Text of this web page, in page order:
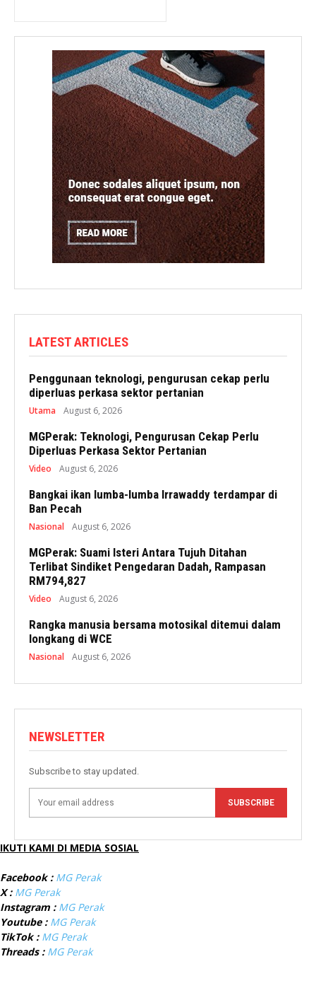
LATEST ARTICLES
Penggunaan teknologi, pengurusan cekap perlu
diperluas perkasa sektor pertanian
Utama August 6, 2026
MGPerak: Teknologi, Pengurusan Cekap Perlu
Diperluas Perkasa Sektor Pertanian
Video August 6, 2026
Bangkai ikan lumba-lumba Irrawaddy terdampar di
Ban Pecah
Nasional August 6, 2026
MGPerak: Suami Isteri Antara Tujuh Ditahan
Terlibat Sindiket Pengedaran Dadah, Rampasan
RM794,827
Video August 6, 2026
Rangka manusia bersama motosikal ditemui dalam
longkang di WCE
Nasional August 6, 2026
NEWSLETTER
Subscribe to stay updated.
SUBSCRIBE
IKUTI KAMI DI MEDIA SOSIAL
Facebook : MG Perak
X : MG Perak
Instagram : MG Perak
Youtube : MG Perak
TikTok : MG Perak
Threads : MG Perak